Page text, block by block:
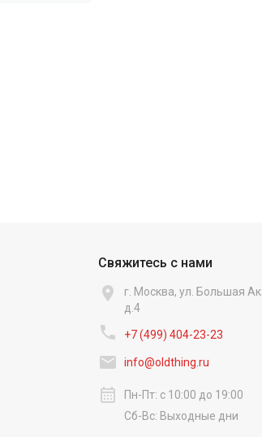
Свяжитесь с нами

г. Москва, ул. Большая
д.4
 +7 (499) 404-23-23‬
 info@oldthing.ru
calendar_month
Пн-Пт: с 10:00 до 19:00
Сб-Вс: Выходные дни